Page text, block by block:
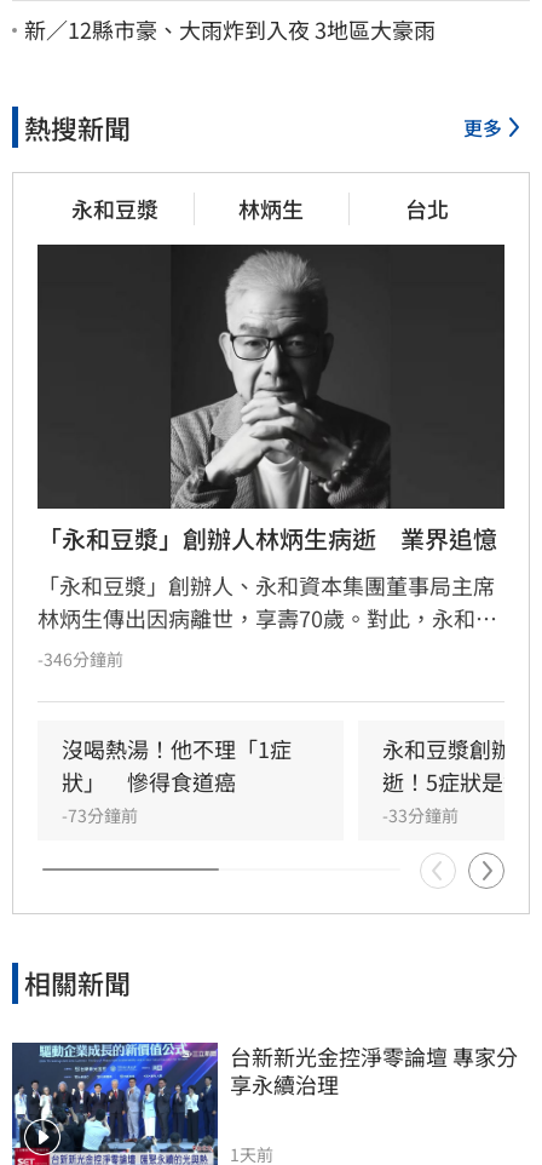
新／12縣市豪、大雨炸到入夜 3地區大豪雨
熱搜新聞 更多
永和豆漿 林炳生 台北
「永和豆漿」創辦人林炳生病逝　業界追憶
「永和豆漿」創辦人、永和資本集團董事局主席
林炳生傳出因病離世，享壽70歲。對此，永和資
本集團今（8）日發布訃告證實，林炳生昨（7）
-346分鐘前
沒喝熱湯！他不理「1症
狀」　慘得食道癌
-73分鐘前
永和豆漿創辦
逝！5症狀是警
-33分鐘前
相關新聞
台新新光金控淨零論壇 專家分
享永續治理
1天前